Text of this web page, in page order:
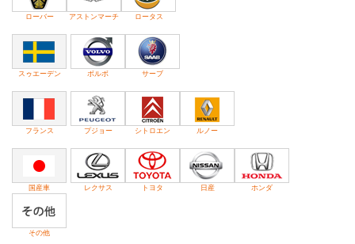
ローバー アストンマーチ ロータス
スゥエーデン ボルボ サーブ
フランス プジョー シトロエン ルノー
国産車 レクサス トヨタ 日産 ホンダ
その他